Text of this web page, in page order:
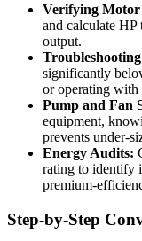
Verifying
and calculate
output.
significantly
or operating with
Pump and Fan
equipment,
prevents under-
Energy Audits:
rating to identify
premium-
Step-by-Step